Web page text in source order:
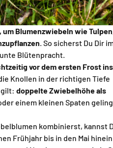
Blumenzwiebeln wie
. So sicherst Du Dir
Blütenpracht.
vor dem ersten Frost
Knollen in der richtigen Tiefe
gilt: doppelte Zwiebelhöhe als
einem kleinen Spaten
kombinierst, kannst
Frühjahr bis in den Mai